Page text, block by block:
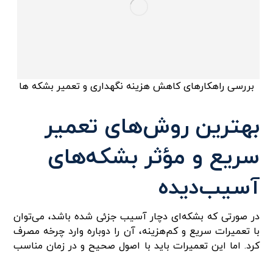
بررسی راهکارهای کاهش هزینه نگهداری و تعمیر بشکه‌ ها
بهترین روش‌های تعمیر
سریع و مؤثر بشکه‌های
آسیب‌دیده
در صورتی که بشکه‌ای دچار آسیب جزئی شده باشد، می‌توان
با تعمیرات سریع و کم‌هزینه، آن را دوباره وارد چرخه مصرف
کرد. اما این تعمیرات باید با اصول صحیح و در زمان مناسب